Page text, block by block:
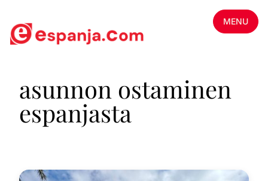
MENU
asunnon ostaminen
espanjasta